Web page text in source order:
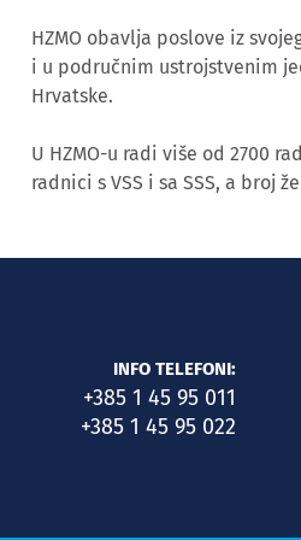
HZMO obavlja poslove iz
i u područnim ustrojstvenim
Hrvatske.
U HZMO-u radi više od 2700
radnici s VSS i sa SSS, a broj
INFO TELEFONI:
+385 1 45 95 011
+385 1 45 95 022